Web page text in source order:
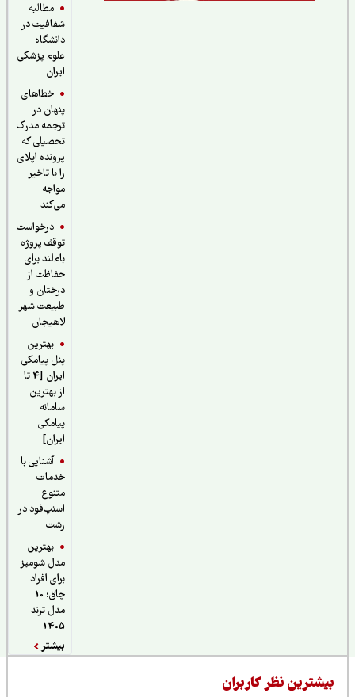
مطالبه
شفافیت در
دانشگاه
علوم پزشکی
خطاهای
پنهان در
ترجمه مدرک
تحصیلی که
پرونده اپلای
را با تاخیر
درخواست
توقف پروژه
بام‌لند برای
حفاظت از
درختان و
طبیعت شهر
لاهیجان
بهترین
پنل پیامکی
ایران [4 تا
از بهترین
سامانه
پیامکی
آشنایی با
خدمات
اسنپ‌فود در
بهترین
مدل شومیز
برای افراد
چاق؛ 10
مدل ترند
نظر کاربران